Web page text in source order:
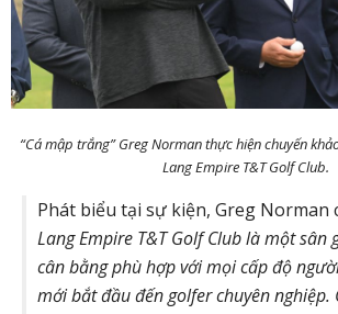
“Cá mập trắng” Greg Norman thực hiện chuyến
Lang Empire T&T Golf Club.
Phát biểu tại sự kiện, Greg Norman
Lang Empire T&T Golf Club là một sân
cân bằng phù hợp với mọi cấp độ
mới bắt đầu đến golfer chuyên nghiệp.